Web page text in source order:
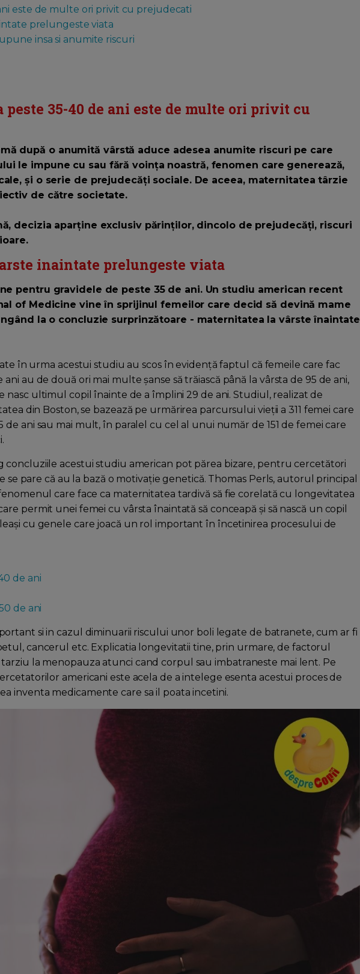
este de multe ori privit cu prejudecati
prelungeste viata
insa si anumite riscuri
peste 35-40 de ani este de multe ori privit cu
după o anumită vârstă aduce adesea anumite riscuri pe care
le impune cu sau fără voința noastră, fenomen care generează,
și o serie de prejudecăți sociale. De aceea, maternitatea târzie
de către societate.
decizia aparține exclusiv părinților, dincolo de prejudecăți, riscuri
inaintate prelungeste viata
pentru gravidele de peste 35 de ani. Un studiu american recent
of Medicine vine în sprijinul femeilor care decid să devină mame
la o concluzie surprinzătoare - maternitatea la vârste înaintate
în urma acestui studiu au scos în evidență faptul că femeile care fac
au de două ori mai multe șanse să trăiască până la vârsta de 95 de ani,
nasc ultimul copil înainte de a împlini 29 de ani. Studiul, realizat de
din Boston, se bazează pe urmărirea parcursului vieții a 311 femei care
de ani sau mai mult, în paralel cu cel al unui număr de 151 de femei care
acestui studiu american pot părea bizare, pentru cercetători
se pare că au la bază o motivație genetică. Thomas Perls, autorul principal
care face ca maternitatea tardivă să fie corelată cu longevitatea
permit unei femei cu vârsta înaintată să conceapă și să nască un copil
cu genele care joacă un rol important în încetinirea procesului de
de ani
de ani
si in cazul diminuarii riscului unor boli legate de batranete, cum ar fi
cancerul etc. Explicatia longevitatii tine, prin urmare, de factorul
la menopauza atunci cand corpul sau imbatraneste mai lent. Pe
americani este acela de a intelege esenta acestui proces de
inventa medicamente care sa il poata incetini.